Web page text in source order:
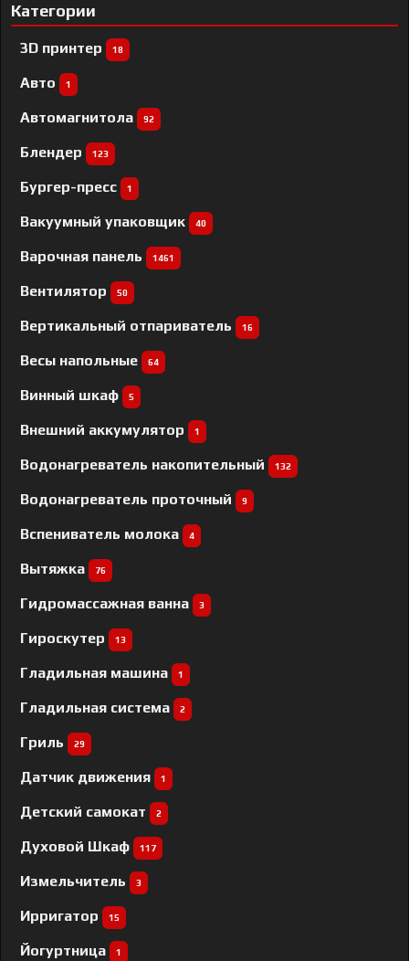
Категории
3D принтер 18
Авто 1
Автомагнитола 92
Блендер 123
Бургер-пресс 1
Вакуумный упаковщик 40
Варочная панель 1461
Вентилятор 50
Вертикальный отпариватель 16
Весы напольные 64
Винный шкаф 5
Внешний аккумулятор 1
Водонагреватель накопительный 132
Водонагреватель проточный 9
Вспениватель молока 4
Вытяжка 76
Гидромассажная ванна 3
Гироскутер 13
Гладильная машина 1
Гладильная система 2
Гриль 29
Датчик движения 1
Детский самокат 2
Духовой Шкаф 117
Измельчитель 3
Ирригатор 15
Йогуртница 1